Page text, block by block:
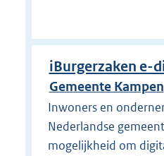
iBurgerzaken e-
Gemeente Kampen
Inwoners en
Nederlandse
mogelijkheid om